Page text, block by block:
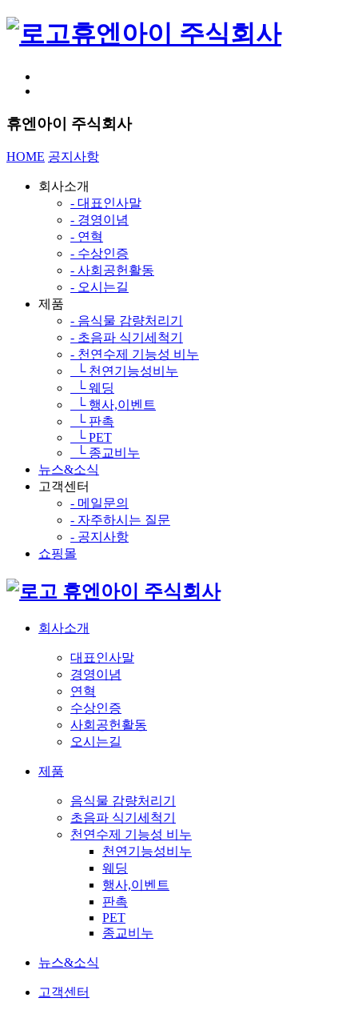
휴엔아이 주식회사
휴엔아이 주식회사
HOME 공지사항
회사소개
- 대표인사말
- 경영이념
- 연혁
- 수상인증
- 사회공헌활동
- 오시는길
제품
- 음식물 감량처리기
- 초음파 식기세척기
- 천연수제 기능성 비누
└ 천연기능성비누
└ 웨딩
└ 행사,이벤트
└ 판촉
└ PET
└ 종교비누
뉴스&소식
고객센터
- 메일문의
- 자주하시는 질문
- 공지사항
쇼핑몰
휴엔아이 주식회사
회사소개
대표인사말
경영이념
연혁
수상인증
사회공헌활동
오시는길
제품
음식물 감량처리기
초음파 식기세척기
천연수제 기능성 비누
천연기능성비누
웨딩
행사,이벤트
판촉
PET
종교비누
뉴스&소식
고객센터